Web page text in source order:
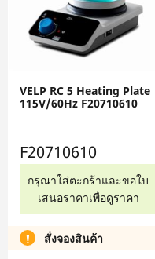
VELP RC 5 Heating Plate
115V/60Hz F20710610
F20710610
กรุณาใส่ตะกร้าและขอใบ
เสนอราคาเพื่อดูราคา
สั่งจองสินค้า